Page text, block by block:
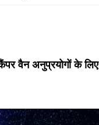
वैन अनुप्रयोगों के लिए